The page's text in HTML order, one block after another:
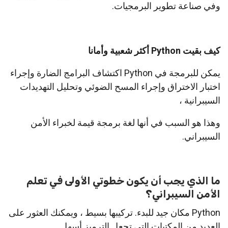
وفي صناعة تطوير البرمجيات.
كيف بقيت Python أكثر شعبية وأمانا
يمكن للبرمجة في Python اكتشاف البرامج الضارة وإجراء
اختبار الاختراق وإجراء المسح الضوئي وتحليل التهديدات
السيبرانية ،
وهذا هو السبب في أنها لغة برمجة قيمة لخبراء الأمن
السيبراني.
ما الذي يجب أن يكون خطوتي الأولى في تعلم
الأمن السيبراني؟
Python مكان جيد للبدء. تركيبها بسيط ، ويمكنك العثور على